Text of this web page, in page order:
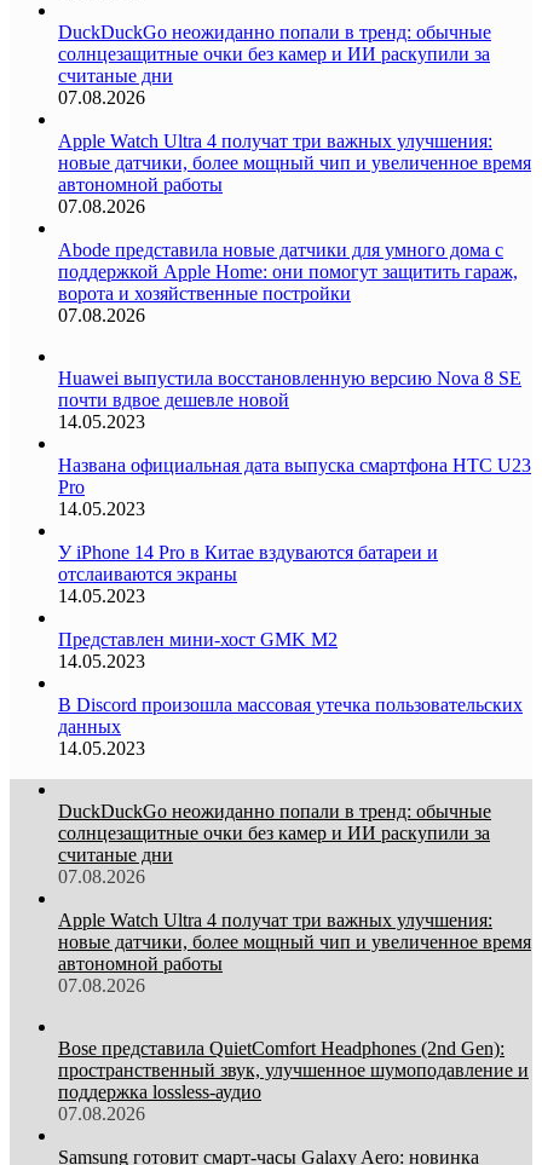
DuckDuckGo неожиданно попали в тренд: обычные
солнцезащитные очки без камер и ИИ раскупили за
считаные дни
07.08.2026
Apple Watch Ultra 4 получат три важных улучшения:
новые датчики, более мощный чип и увеличенное время
автономной работы
07.08.2026
Abode представила новые датчики для умного дома с
поддержкой Apple Home: они помогут защитить гараж,
ворота и хозяйственные постройки
07.08.2026
Huawei выпустила восстановленную версию Nova 8 SE
почти вдвое дешевле новой
14.05.2023
Названа официальная дата выпуска смартфона HTC U23
Pro
14.05.2023
У iPhone 14 Pro в Китае вздуваются батареи и
отслаиваются экраны
14.05.2023
Представлен мини-хост GMK M2
14.05.2023
В Discord произошла массовая утечка пользовательских
данных
14.05.2023
DuckDuckGo неожиданно попали в тренд: обычные
солнцезащитные очки без камер и ИИ раскупили за
считаные дни
07.08.2026
Apple Watch Ultra 4 получат три важных улучшения:
новые датчики, более мощный чип и увеличенное время
автономной работы
07.08.2026
Bose представила QuietComfort Headphones (2nd Gen):
пространственный звук, улучшенное шумоподавление и
поддержка lossless-аудио
07.08.2026
Samsung готовит смарт-часы Galaxy Aero: новинка